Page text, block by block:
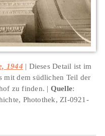
1944
Dieses Detail ist im
mit dem südlichen Teil der
zu finden.
Quelle:
Photothek, ZI-0921-